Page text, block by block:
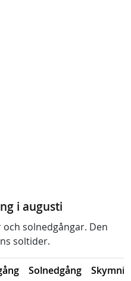
i augusti
solnedgångar. Den
soltider.
Solnedgång